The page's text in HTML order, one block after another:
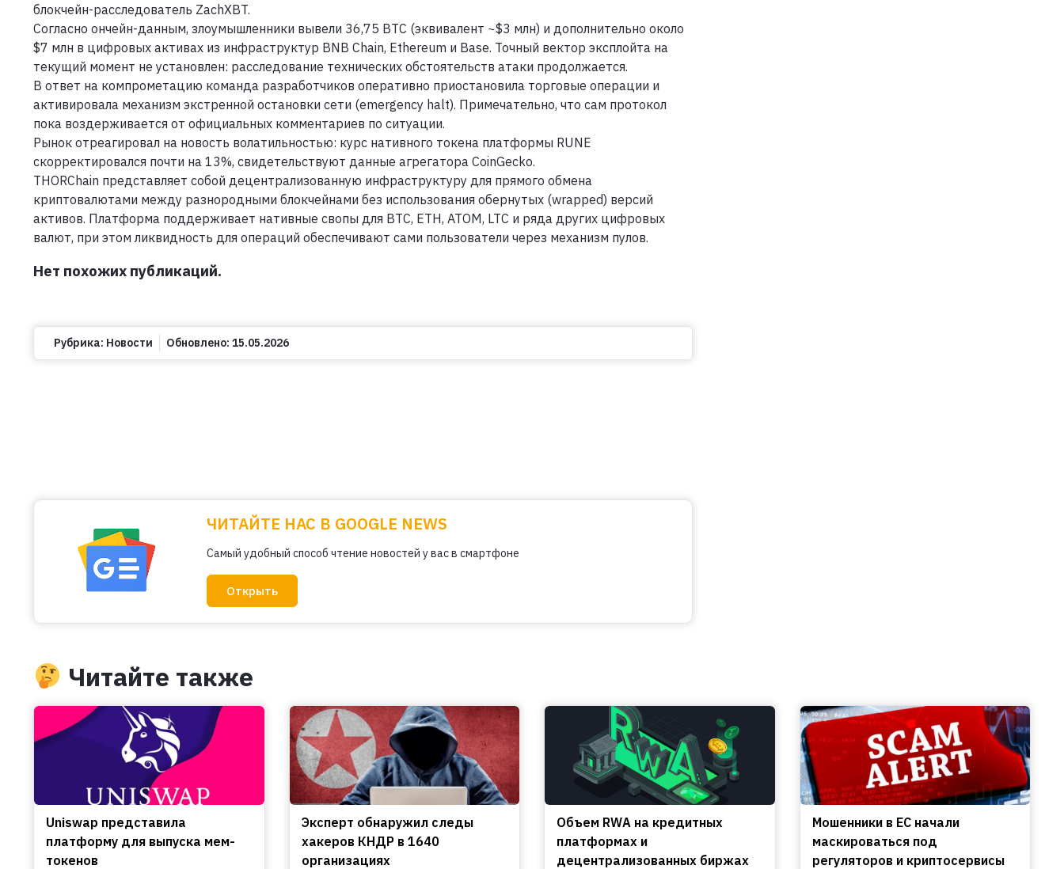
блокчейн-расследователь ZachXBT.
Согласно ончейн-данным, злоумышленники вывели 36,75 BTC (эквивалент ~$3 млн) и дополнительно около
$7 млн в цифровых активах из инфраструктур BNB Chain, Ethereum и Base. Точный вектор эксплойта на
текущий момент не установлен: расследование технических обстоятельств атаки продолжается.
В ответ на компрометацию команда разработчиков оперативно приостановила торговые операции и
активировала механизм экстренной остановки сети (emergency halt). Примечательно, что сам протокол
пока воздерживается от официальных комментариев по ситуации.
Рынок отреагировал на новость волатильностью: курс нативного токена платформы RUNE
скорректировался почти на 13%, свидетельствуют данные агрегатора CoinGecko.
THORChain представляет собой децентрализованную инфраструктуру для прямого обмена
криптовалютами между разнородными блокчейнами без использования обернутых (wrapped) версий
активов. Платформа поддерживает нативные свопы для BTC, ETH, ATOM, LTC и ряда других цифровых
валют, при этом ликвидность для операций обеспечивают сами пользователи через механизм пулов.
Нет похожих публикаций.
Рубрика: Новости Обновлено: 15.05.2026
ЧИТАЙТЕ НАС В GOOGLE NEWS
Самый удобный способ чтение новостей у вас в смартфоне
Открыть
Читайте также
Uniswap представила
платформу для выпуска мем-
токенов
Эксперт обнаружил следы
хакеров КНДР в 1640
организациях
Объем RWA на кредитных
платформах и
децентрализованных биржах
Мошенники в ЕС начали
маскироваться под
регуляторов и криптосервисы